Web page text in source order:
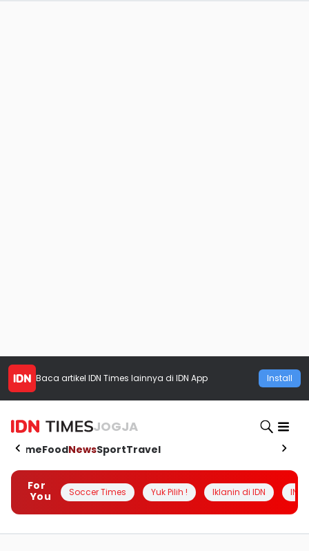
Baca artikel IDN Times lainnya di IDN App Install
JOGJA
HomeFoodNewsSportTravel
For
You
Soccer Times Yuk Pilih ! Iklanin di IDN